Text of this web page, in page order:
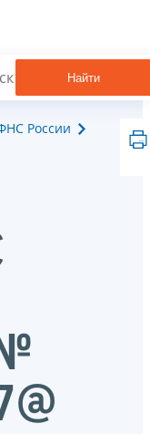
Найти
России